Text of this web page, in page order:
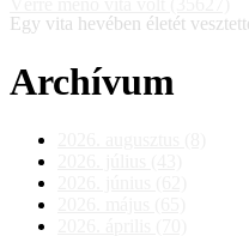
Egy vita hevében életét
Archívum